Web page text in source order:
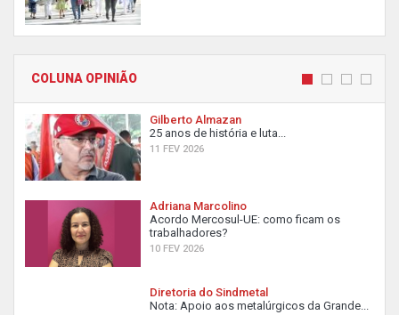
COLUNA OPINIÃO
Gilberto Almazan
25 anos de história e luta...
11 FEV 2026
Adriana Marcolino
Acordo Mercosul-UE: como ficam os
trabalhadores?
10 FEV 2026
Diretoria do Sindmetal
Nota: Apoio aos metalúrgicos da Grande...